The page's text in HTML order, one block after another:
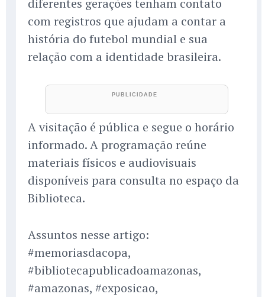
diferentes gerações tenham contato
com registros que ajudam a contar a
história do futebol mundial e sua
relação com a identidade brasileira.
A visitação é pública e segue o horário
informado. A programação reúne
materiais físicos e audiovisuais
disponíveis para consulta no espaço da
Biblioteca.
Assuntos nesse artigo:
#memoriasdacopa,
#bibliotecapublicadoamazonas,
#amazonas, #exposicao,